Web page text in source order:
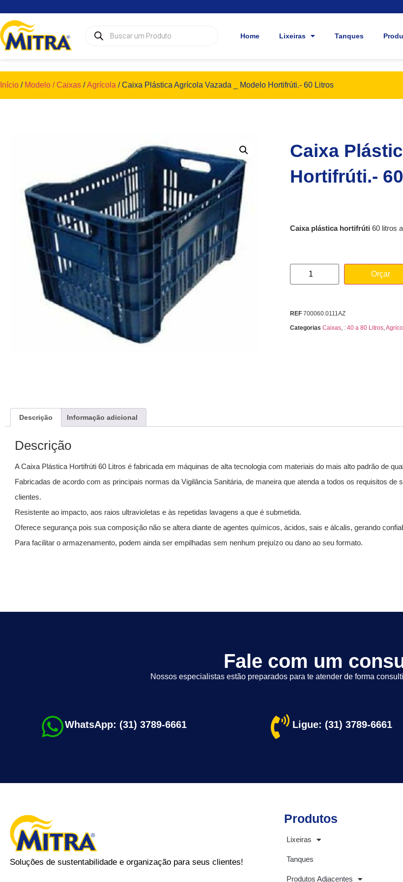
Home Lixeiras Tanques
Início / Modelo / Caixas /Agrícola / Caixa Plástica Agrícola Vazada _ Modelo Hortifrúti.- 60 Litros
Caixa
Hortifrúti.-
Caixa plástica hortifrúti 60 litros
Orçar
REF 700060.0111AZ
Categorias Caixas, : 40 a 80 Litros,
Descrição Informação adicional
Descrição
A Caixa Plástica Hortifrúti 60 Litros é fabricada em máquinas de alta tecnologia com materiais do mais alto padrão de
Fabricadas de acordo com as principais normas da Vigilância Sanitária, de maneira que atenda a todos os requisitos
clientes.
Resistente ao impacto, aos raios ultravioletas e às repetidas lavagens a que é submetida.
Oferece segurança pois sua composição não se altera diante de agentes químicos, ácidos, sais e álcalis, gerando
Para facilitar o armazenamento, podem ainda ser empilhadas sem nenhum prejuízo ou dano ao seu formato.
Fale com um
Nossos especialistas estão preparados para te atender de forma
WhatsApp: (31) 3789-6661 Ligue: (31) 3789-6661
Soluções de sustentabilidade e organização para seus clientes!
Produtos
Lixeiras
Tanques
Produtos Adjacentes